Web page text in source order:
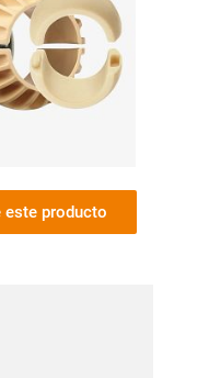
este producto